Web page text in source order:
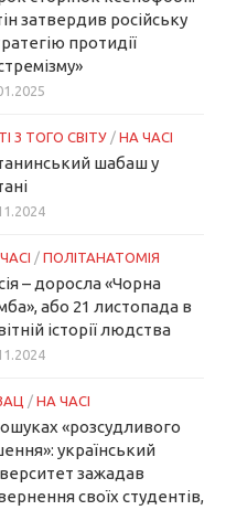
затвердив російську
протидії
З ТОГО СВІТУ / НА ЧАСІ
шабаш у
/ ПОЛІТАНАТОМІЯ
– доросла «Чорна
або 21 листопада в
історії людства
/ НА ЧАСІ
«розсудливого
український
зажадав
своїх студентів,